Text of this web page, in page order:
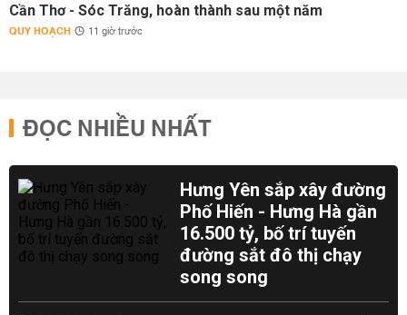
Cần Thơ - Sóc Trăng, hoàn thành sau một năm
QUY HOẠCH 11 giờ trước
ĐỌC NHIỀU NHẤT
Hưng Yên sắp xây đường
Phố Hiến - Hưng Hà gần
16.500 tỷ, bố trí tuyến
đường sắt đô thị chạy
song song